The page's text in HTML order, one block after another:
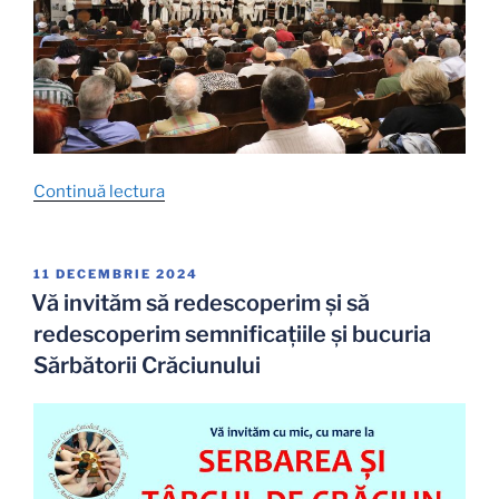
Continuă lectura„Spectacolul
memoriei
Cardinalului
–
„O
turmă
un
PUBLICAT
PE
11 DECEMBRIE 2024
Vă invităm să redescoperim și să
redescoperim semnificațiile și bucuria
Sărbătorii Crăciunului